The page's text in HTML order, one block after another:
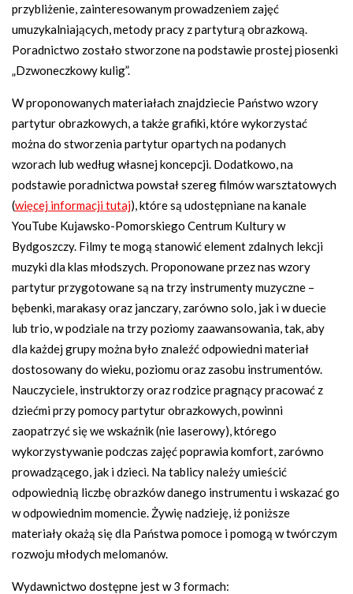
przybliżenie, zainteresowanym prowadzeniem zajęć
umuzykalniających, metody pracy z partyturą obrazkową.
Poradnictwo zostało stworzone na podstawie prostej piosenki
„Dzwoneczkowy kulig”.
W proponowanych materiałach znajdziecie Państwo wzory
partytur obrazkowych, a także grafiki, które wykorzystać
można do stworzenia partytur opartych na podanych
wzorach lub według własnej koncepcji. Dodatkowo, na
podstawie poradnictwa powstał szereg filmów warsztatowych
(więcej informacji tutaj), które są udostępniane na kanale
YouTube Kujawsko-Pomorskiego Centrum Kultury w
Bydgoszczy. Filmy te mogą stanowić element zdalnych lekcji
muzyki dla klas młodszych. Proponowane przez nas wzory
partytur przygotowane są na trzy instrumenty muzyczne –
bębenki, marakasy oraz janczary, zarówno solo, jak i w duecie
lub trio, w podziale na trzy poziomy zaawansowania, tak, aby
dla każdej grupy można było znaleźć odpowiedni materiał
dostosowany do wieku, poziomu oraz zasobu instrumentów.
Nauczyciele, instruktorzy oraz rodzice pragnący pracować z
dziećmi przy pomocy partytur obrazkowych, powinni
zaopatrzyć się we wskaźnik (nie laserowy), którego
wykorzystywanie podczas zajęć poprawia komfort, zarówno
prowadzącego, jak i dzieci. Na tablicy należy umieścić
odpowiednią liczbę obrazków danego instrumentu i wskazać go
w odpowiednim momencie. Żywię nadzieję, iż poniższe
materiały okażą się dla Państwa pomoce i pomogą w twórczym
rozwoju młodych melomanów.
Wydawnictwo dostępne jest w 3 formach: